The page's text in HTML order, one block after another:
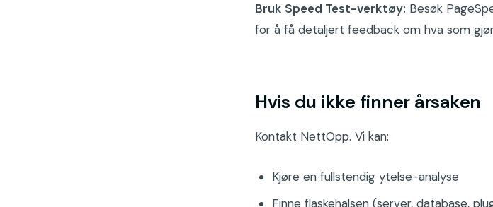
Bruk Speed Test-verktøy: Besøk
for å få detaljert feedback om hva som
Hvis du ikke finner årsaken
Kontakt NettOpp. Vi kan:
Kjøre en fullstendig ytelse-analyse
Finne flaskehalsen (server, database,